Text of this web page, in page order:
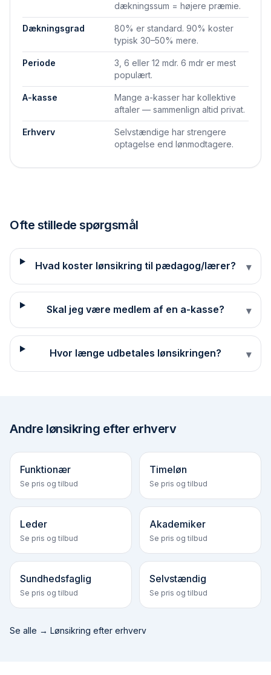
dækningssum = højere præmie.
Dækningsgrad
80% er standard. 90% koster
typisk 30–50% mere.
Periode
3, 6 eller 12 mdr. 6 mdr er mest
populært.
A-kasse
Mange a-kasser har kollektive
aftaler — sammenlign altid privat.
Erhverv
Selvstændige har strengere
optagelse end lønmodtagere.
Ofte stillede spørgsmål
Hvad koster lønsikring til pædagog/lærer? ▾
Skal jeg være medlem af en a-kasse? ▾
Hvor længe udbetales lønsikringen? ▾
Andre lønsikring efter erhverv
Funktionær
Se pris og tilbud
Timeløn
Se pris og tilbud
Leder
Se pris og tilbud
Akademiker
Se pris og tilbud
Sundhedsfaglig
Se pris og tilbud
Selvstændig
Se pris og tilbud
Se alle → Lønsikring efter erhverv